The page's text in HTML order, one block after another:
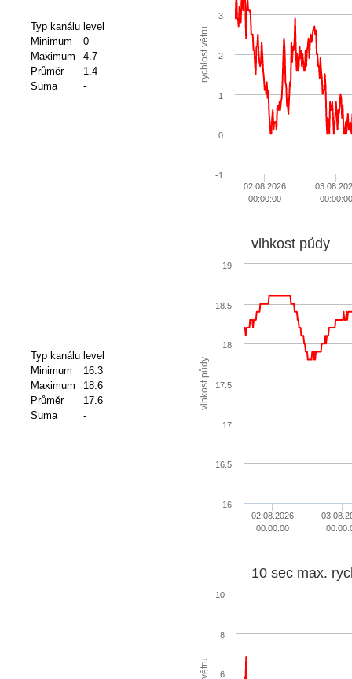
Typ kanálu level
Minimum
0
Maximum
4.7
Průměr
1.4
Suma
-
rychlost větru
02.08.2026
00:00:00
00:00:00
-1
0
1
2
3
Typ kanálu level
Minimum
16.3
Maximum
18.6
Průměr
17.6
Suma
-
vlhkost půdy
vlhkost půdy
02.08.2026
00:00:00
16
16.5
17
17.5
18
18.5
19
10 sec max.
6
8
10